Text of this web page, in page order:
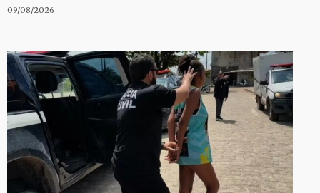
09/08/2026